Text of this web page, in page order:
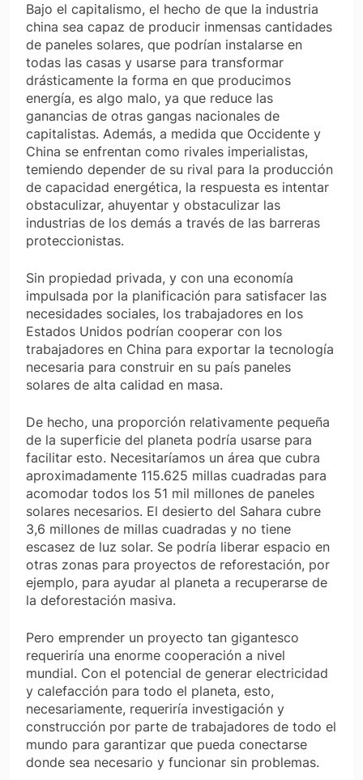
Bajo el capitalismo, el hecho de que la industria
china sea capaz de producir inmensas cantidades
de paneles solares, que podrían instalarse en
todas las casas y usarse para transformar
drásticamente la forma en que producimos
energía, es algo malo, ya que reduce las
ganancias de otras gangas nacionales de
capitalistas. Además, a medida que Occidente y
China se enfrentan como rivales imperialistas,
temiendo depender de su rival para la producción
de capacidad energética, la respuesta es intentar
obstaculizar, ahuyentar y obstaculizar las
industrias de los demás a través de las barreras
proteccionistas.
Sin propiedad privada, y con una economía
impulsada por la planificación para satisfacer las
necesidades sociales, los trabajadores en los
Estados Unidos podrían cooperar con los
trabajadores en China para exportar la tecnología
necesaria para construir en su país paneles
solares de alta calidad en masa.
De hecho, una proporción relativamente pequeña
de la superficie del planeta podría usarse para
facilitar esto. Necesitaríamos un área que cubra
aproximadamente 115.625 millas cuadradas para
acomodar todos los 51 mil millones de paneles
solares necesarios. El desierto del Sahara cubre
3,6 millones de millas cuadradas y no tiene
escasez de luz solar. Se podría liberar espacio en
otras zonas para proyectos de reforestación, por
ejemplo, para ayudar al planeta a recuperarse de
la deforestación masiva.
Pero emprender un proyecto tan gigantesco
requeriría una enorme cooperación a nivel
mundial. Con el potencial de generar electricidad
y calefacción para todo el planeta, esto,
necesariamente, requeriría investigación y
construcción por parte de trabajadores de todo el
mundo para garantizar que pueda conectarse
donde sea necesario y funcionar sin problemas.